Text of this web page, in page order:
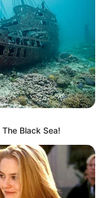
i odnajduje
na którą
miesza się z
Black Sea!